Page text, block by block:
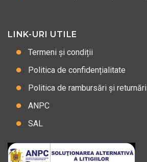
LINK-URI UTILE
Termeni și condiții
Politica de confidențialitate
Politica de rambursări și returnări
ANPC
SAL